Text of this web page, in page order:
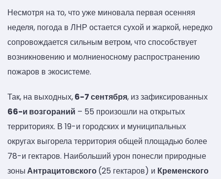
Несмотря на то, что уже миновала первая осенняя
неделя, погода в ЛНР остается сухой и жаркой, нередко
сопровождается сильным ветром, что способствует
возникновению и молниеносному распространению
пожаров в экосистеме.
Так, на выходных,6-7 сентября, из зафиксированных
66-и возгораний – 55 произошли на открытых
территориях. В 19-и городских и муниципальных
округах выгорела территория общей площадью более
78-и гектаров. Наибольший урон понесли природные
зоныАнтрацитовского(25 гектаров) и Кременского